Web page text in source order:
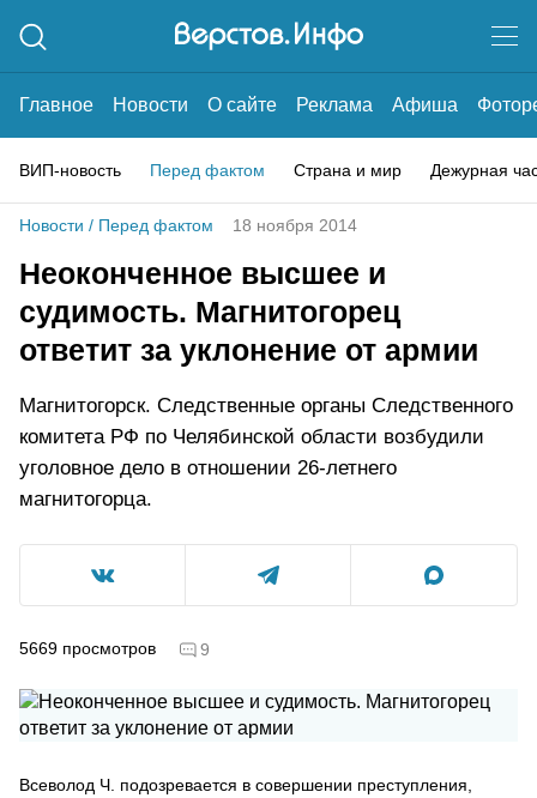
Главное Новости О сайте Реклама Афиша
ВИП-новость Перед фактом Страна и мир Дежурная
Новости / Перед фактом 18 ноября 2014
Неоконченное высшее и
судимость. Магнитогорец
ответит за уклонение от армии
Магнитогорск. Следственные органы Следственного
комитета РФ по Челябинской области возбудили
уголовное дело в отношении 26-летнего
магнитогорца.
5669 просмотров 9
Всеволод Ч. подозревается в совершении преступления,